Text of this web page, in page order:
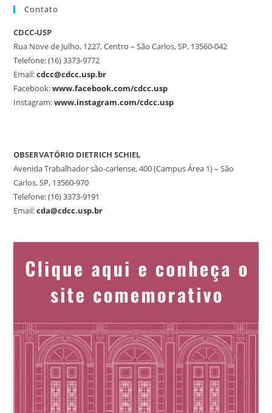
Contato
CDCC-USP
Rua Nove de Julho, 1227, Centro – São Carlos, SP, 13560-042
Telefone: (16) 3373-9772
Email:cdcc@cdcc.usp.br
Facebook:www.facebook.com/cdcc.usp
Instagram:www.instagram.com/cdcc.usp
OBSERVATÓRIO DIETRICH SCHIEL
Avenida Trabalhador são-carlense, 400 (Campus Área 1) – São
Carlos, SP, 13560-970
Telefone: (16) 3373-9191
Email:cda@cdcc.usp.br